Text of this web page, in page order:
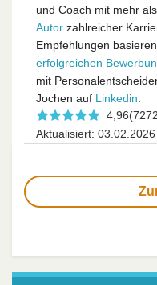
und Coach mit mehr
Autor zahlreicher
Empfehlungen
erfolgreichen
mit
Jochen auf Linkedin.
4,96
Aktualisiert: 03.02.2026